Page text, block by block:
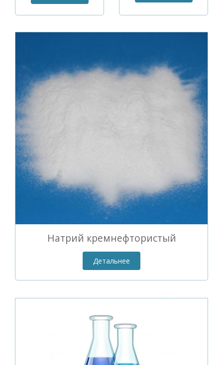
Натрий кремнефтористый
Детальнее